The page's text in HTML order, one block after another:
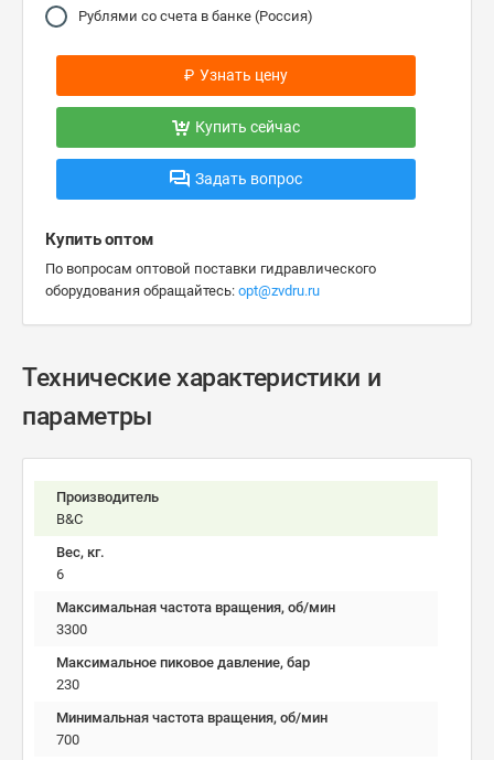
Рублями со счета в банке (Россия)
₽ Узнать цену
Купить сейчас
Задать вопрос
Купить оптом
По вопросам оптовой поставки гидравлического
оборудования обращайтесь: opt@zvdru.ru
Технические характеристики и
параметры
Производитель
B&C
Вес, кг.
6
Максимальная частота вращения, об/мин
3300
Максимальное пиковое давление, бар
230
Минимальная частота вращения, об/мин
700